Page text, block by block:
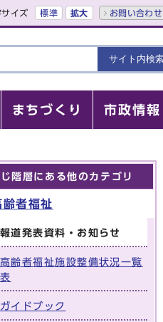
サイズ 標準 拡大 お問い合わせ
まちづくり 市政情報
階層にある他のカテゴリ
齢者福祉
報道発表資料・お知らせ
高齢者福祉施設整備状況一覧
表
ガイドブック